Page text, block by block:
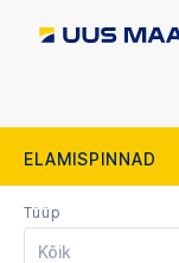
ELAMISPINNAD
Tüüp
Kõik